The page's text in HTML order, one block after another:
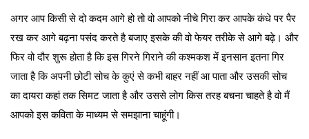
अगर आप किसी से दो कदम आगे हो तो वो आपको नीचे गिरा कर आपके कंधे पर पैर
रख कर आगे बढ़ना पसंद करते है बजाए इसके की वो फेयर तरीके से आगे बढ़े। और
फिर वो दौर शुरू होता है कि इस गिरने गिराने की कश्मकश में इनसान इतना गिर
जाता है कि अपनी छोटी सोच के कुएं से कभी बाहर नहीं आ पाता और उसकी सोच
का दायरा कहां तक सिमट जाता है और उससे लोग किस तरह बचना चाहते है वो मैं
आपको इस कविता के माध्यम से समझाना चाहूंगी।